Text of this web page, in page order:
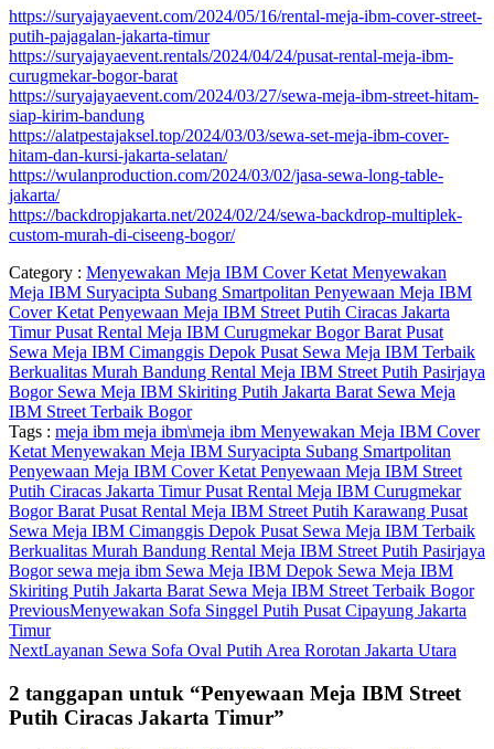
https://suryajayaevent.com/2024/05/16/rental-meja-ibm-cover-street-
putih-pajagalan-jakarta-timur
https://suryajayaevent.rentals/2024/04/24/pusat-rental-meja-ibm-
curugmekar-bogor-barat
https://suryajayaevent.com/2024/03/27/sewa-meja-ibm-street-hitam-
siap-kirim-bandung
https://alatpestajaksel.top/2024/03/03/sewa-set-meja-ibm-cover-
hitam-dan-kursi-jakarta-selatan/
https://wulanproduction.com/2024/03/02/jasa-sewa-long-table-
jakarta/
https://backdropjakarta.net/2024/02/24/sewa-backdrop-multiplek-
custom-murah-di-ciseeng-bogor/
Category : Menyewakan Meja IBM Cover Ketat Menyewakan
Meja IBM Suryacipta Subang Smartpolitan Penyewaan Meja IBM
Cover Ketat Penyewaan Meja IBM Street Putih Ciracas Jakarta
TimurPusat Rental Meja IBM Curugmekar Bogor Barat Pusat
Sewa Meja IBM Cimanggis Depok Pusat Sewa Meja IBM Terbaik
Berkualitas Murah Bandung Rental Meja IBM Street Putih Pasirjaya
Bogor Sewa Meja IBM Skiriting Putih Jakarta Barat Sewa Meja
IBM Street Terbaik Bogor
Tags : meja ibm meja ibm\meja ibm Menyewakan Meja IBM Cover
Ketat Menyewakan Meja IBM Suryacipta Subang Smartpolitan
Penyewaan Meja IBM Cover Ketat Penyewaan Meja IBM Street
Putih Ciracas Jakarta TimurPusat Rental Meja IBM Curugmekar
Bogor Barat Pusat Rental Meja IBM Street Putih Karawang Pusat
Sewa Meja IBM Cimanggis Depok Pusat Sewa Meja IBM Terbaik
Berkualitas Murah Bandung Rental Meja IBM Street Putih Pasirjaya
Bogorsewa meja ibm Sewa Meja IBM Depok Sewa Meja IBM
Skiriting Putih Jakarta Barat Sewa Meja IBM Street Terbaik Bogor
PreviousMenyewakan Sofa Singgel Putih Pusat Cipayung Jakarta
Timur
NextLayanan Sewa Sofa Oval Putih Area Rorotan Jakarta Utara
2 tanggapan untuk “Penyewaan Meja IBM Street
Putih Ciracas Jakarta Timur”